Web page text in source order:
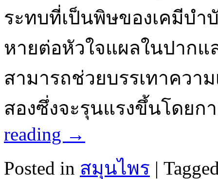
ระทบที่เป็นพิษของเคมีบำ
หายต่อหัวใจแผลในปากแ
สามารถช่วยบรรเทาควา
สองซึ่งจะรุนแรงขึ้นโดย
reading →
Posted in สมุนไพร |